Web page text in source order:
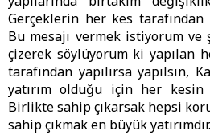
Gerçeklerin her kes
Bu mesajı vermek istiyorum ve
çizerek söylüyorum ki yapılan
tarafından yapılırsa yapılsın,
yatırım olduğu için her kesin
Birlikte sahip çıkarsak hepsi
sahip çıkmak en büyük